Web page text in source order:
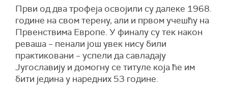
Први од два трофеја освојили су далеке 1968.
године на свом терену, али и првом учешћу на
Првенствима Европе. У финалу су тек након
реваша – пенали још увек нису били
практиковани – успели да савладају
Југославију и домогну се титуле која ће им
бити једина у наредних 53 године.